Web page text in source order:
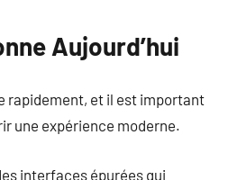
Aujourd’hui
rapidement, et il est important
une expérience moderne.
interfaces épurées qui